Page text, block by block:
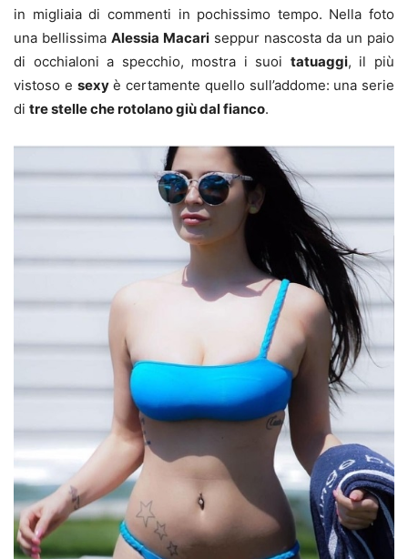
in migliaia di commenti in pochissimo tempo. Nella foto
una bellissimaAlessia Macari seppur nascosta da un paio
di occhialoni a specchio, mostra i suoi tatuaggi, il più
vistoso e sexyè certamente quello sull’addome: una serie
di tre stelle che rotolano giù dal fianco.